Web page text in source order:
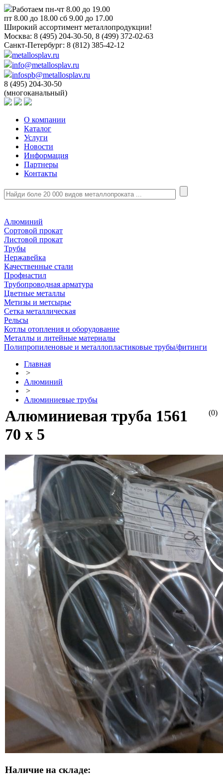
Работаем пн-чт 8.00 до 19.00
пт 8.00 до 18.00 сб 9.00 до 17.00
Широкий ассортимент металлопродукции!
Москва: 8 (495) 204-30-50, 8 (499) 372-02-63
Санкт-Петербург: 8 (812) 385-42-12
metallosplav.ru
info@metallosplav.ru
infospb@metallosplav.ru
8 (495) 204-30-50
(многоканальный)
О компании
Каталог
Услуги
Новости
Информация
Партнеры
Контакты
Алюминий
Сортовой прокат
Листовой прокат
Трубы
Нержавейка
Качественные стали
Профнастил
Трубопроводная арматура
Цветные металлы
Метизы и метсырье
Сетка металлическая
Рельсы
Котлы отопления и оборудование
Металлы и литейные материалы
Полипропиленовые и металлопластиковые трубы/фитинги
Главная
>
Алюминий
>
Алюминиевые трубы
(0)
Алюминиевая труба 1561
70 х 5
Наличие на складе: